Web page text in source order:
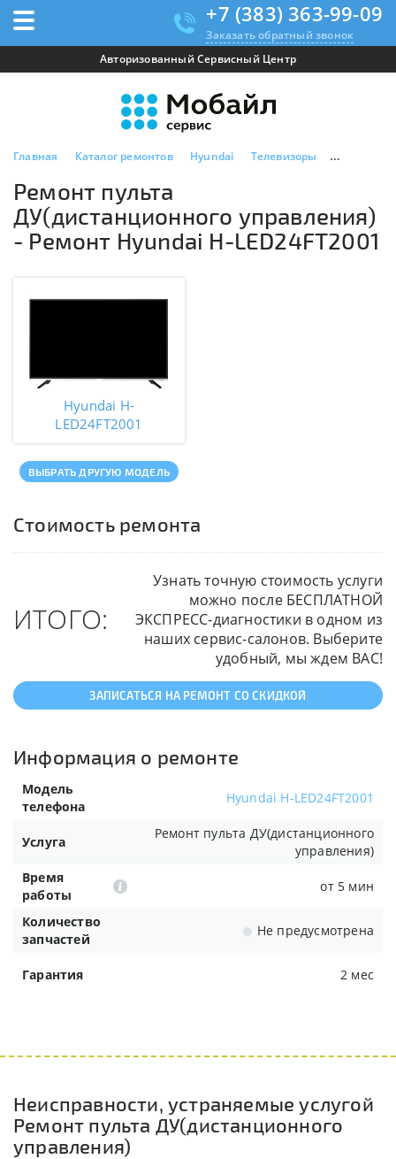
+7 (383) 363-99-09
Заказать обратный звонок
Авторизованный Сервисный Центр
Главная Каталог ремонтов Hyundai Телевизоры Hyundai H-
Ремонт пульта
ДУ(дистанционного управления)
- Ремонт Hyundai H-LED24FT2001
Hyundai H-
LED24FT2001
ВЫБРАТЬ ДРУГУЮ МОДЕЛЬ
Стоимость ремонта
ИТОГО:
Узнать точную стоимость услуги
можно после БЕСПЛАТНОЙ
ЭКСПРЕСС-диагностики в одном из
наших сервис-салонов. Выберите
удобный, мы ждем ВАС!
ЗАПИСАТЬСЯ НА РЕМОНТ СО СКИДКОЙ
Информация о ремонте
Модель
телефона
Hyundai H-LED24FT2001
Услуга
Ремонт пульта ДУ(дистанционного
управления)
Время
работы
от 5 мин
Количество
запчастей
Не предусмотрена
Гарантия 2 мес
Неисправности, устраняемые услугой
Ремонт пульта ДУ(дистанционного
управления)